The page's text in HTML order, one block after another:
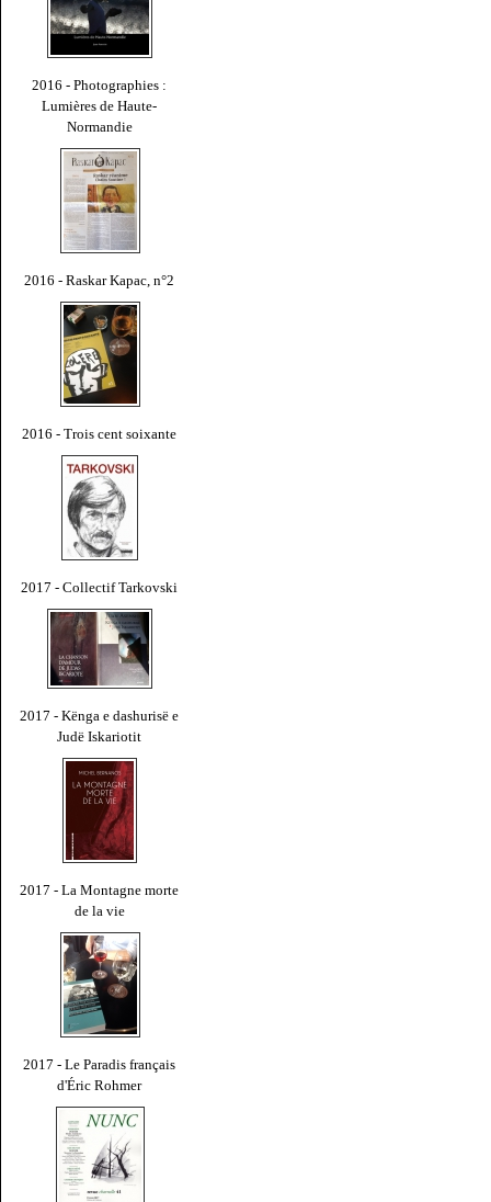
2016 - Photographies :
Lumières de Haute-
Normandie
2016 - Raskar Kapac, n°2
2016 - Trois cent soixante
2017 - Collectif Tarkovski
2017 - Kënga e dashurisë e
Judë Iskariotit
2017 - La Montagne morte
de la vie
2017 - Le Paradis français
d'Éric Rohmer